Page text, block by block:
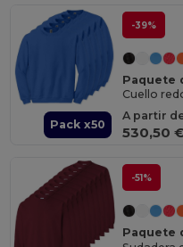
Pack x50
-39%
Paquete
Cuello
A partir
530,50
-51%
Paquete